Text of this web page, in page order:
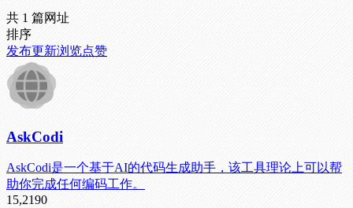
共 1 篇网址
排序
发布更新浏览点赞
AskCodi
AskCodi是一个基于AI的代码生成助手，该工具理论上可以帮
助你完成任何编码工作。
15,2190